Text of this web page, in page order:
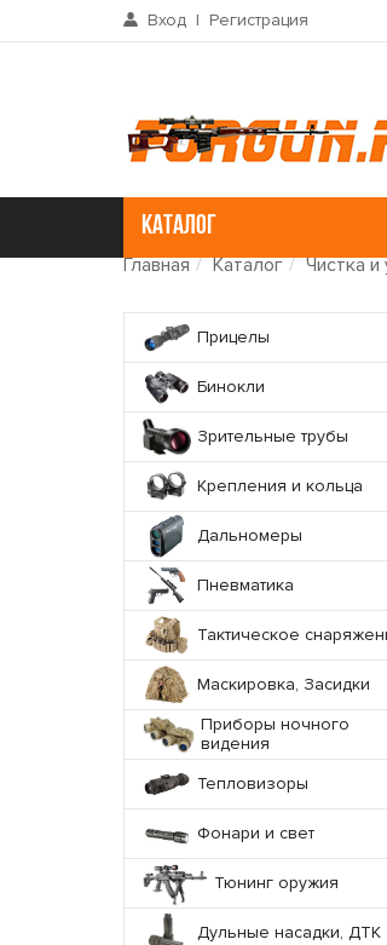
Вход | Регистрация
КАТАЛОГ
Главная Каталог Чистка
Прицелы
Бинокли
Зрительные трубы
Крепления и кольца
Дальномеры
Пневматика
Тактическое
Маскировка, Засидки
Приборы ночного
видения
Тепловизоры
Фонари и свет
Тюнинг оружия
Дульные насадки, ДТК